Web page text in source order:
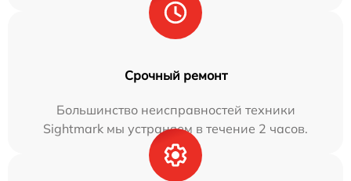
Срочный ремонт
Большинство неисправностей техники
Sightmark мы устраняем в течение 2 часов.